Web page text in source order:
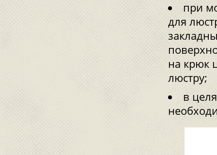
при
для
на крюк
люстру;
в